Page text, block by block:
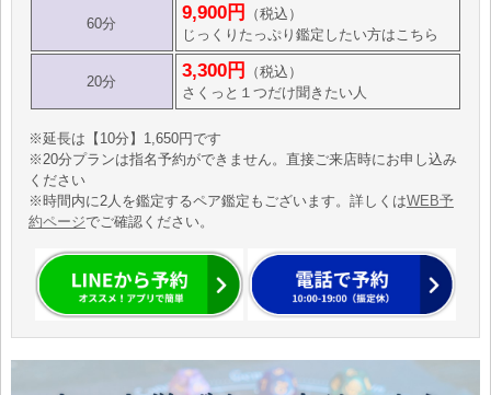
60分
9,900円
（税込）
じっくりたっぷり鑑定したい方はこちら
20分
3,300円
（税込）
さくっと１つだけ聞きたい人
※延長は【10分】1,650円です
※20分プランは指名予約ができません。直接ご来店時にお申し込み
ください
※時間内に2人を鑑定するペア鑑定もございます。詳しくはWEB予
約ページでご確認ください。